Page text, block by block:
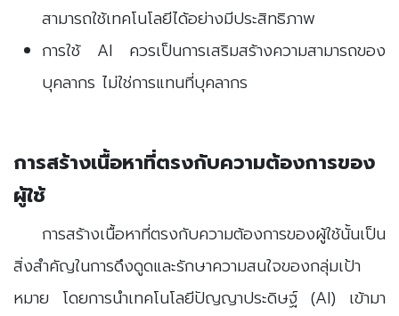
สามารถใช้เทคโนโลยีได้อย่างมีประสิทธิภาพ
การใช้ AI ควรเป็นการเสริมสร้างความสามารถของ
บุคลากร ไม่ใช่การแทนที่บุคลากร
การสร้างเนื้อหาที่ตรงกับความต้องการของ
ผู้ใช้
การสร้างเนื้อหาที่ตรงกับความต้องการของผู้ใช้นั้นเป็น
สิ่งสำคัญในการดึงดูดและรักษาความสนใจของกลุ่มเป้า
หมาย โดยการนำเทคโนโลยีปัญญาประดิษฐ์ (AI) เข้ามา